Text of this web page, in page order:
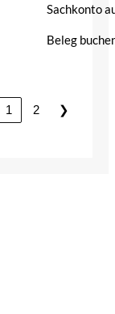
Sachkonto
Beleg
1 2 ❯